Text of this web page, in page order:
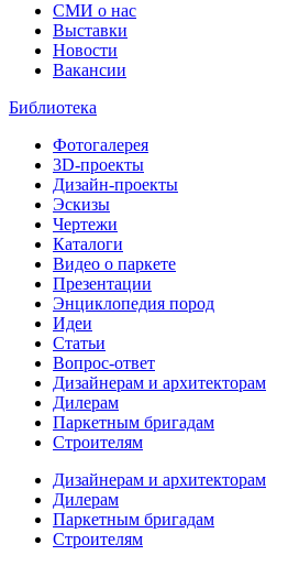
СМИ о нас
Выставки
Новости
Вакансии
Библиотека
Фотогалерея
3D-проекты
Дизайн-проекты
Эскизы
Чертежи
Каталоги
Видео о паркете
Презентации
Энциклопедия пород
Идеи
Статьи
Вопрос-ответ
Дизайнерам и архитекторам
Дилерам
Паркетным бригадам
Строителям
Дизайнерам и архитекторам
Дилерам
Паркетным бригадам
Строителям